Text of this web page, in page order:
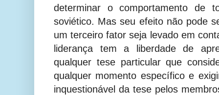
determinar o comportamento de
soviético. Mas seu efeito não pode
um terceiro fator seja levado em
liderança tem a liberdade de
qualquer tese particular que
qualquer momento específico e
inquestionável da tese pelos